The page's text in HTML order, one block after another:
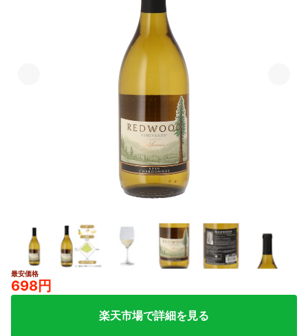
最安価格
698円
楽天市場で詳細を見る